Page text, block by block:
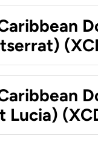
Lucia)